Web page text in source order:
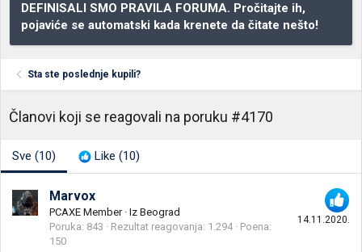
DEFINISALI SMO PRAVILA FORUMA. Pročitajte ih,
pojaviće se automatski kada krenete da čitate nešto!
Sta ste poslednje kupili?
Članovi koji se reagovali na poruku #4170
Sve (10) Like (10)
14.11.2020.
Marvox
PCAXE Member · Iz Beograd
Poruka 843 Rezultat reagovanja 1.294
Poena
150